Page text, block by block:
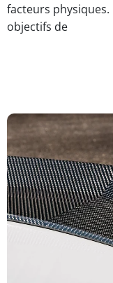
facteurs
objectifs de